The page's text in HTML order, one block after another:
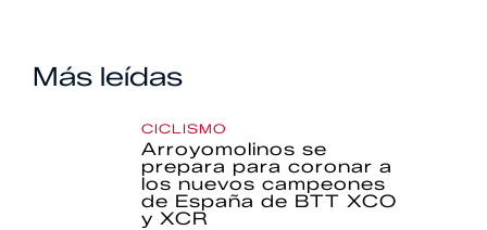
Más leídas
CICLISMO
Arroyomolinos se
prepara para coronar a
los nuevos campeones
de España de BTT XCO
y XCR